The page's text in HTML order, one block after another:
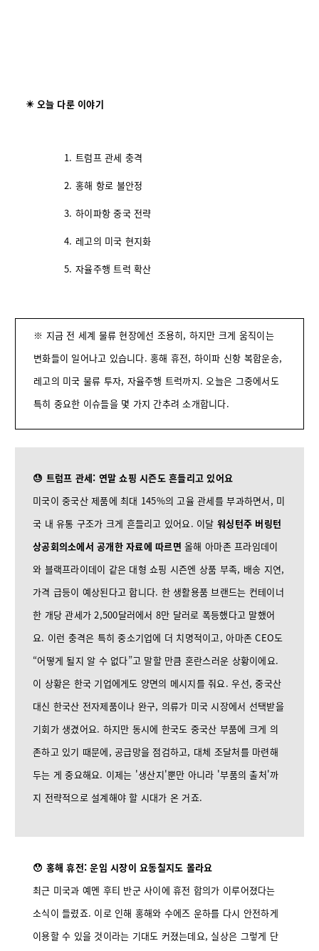
✴️ 오늘 다룬 이야기
트럼프 관세 충격
홍해 항로 불안정
하이파항 중국 전략
레고의 미국 현지화
자율주행 트럭 확산
※ 지금 전 세계 물류 현장에선 조용히, 하지만 크게 움직이는
변화들이 일어나고 있습니다. 홍해 휴전, 하이파 신항 복합운송,
레고의 미국 물류 투자, 자율주행 트럭까지. 오늘은 그중에서도
특히 중요한 이슈들을 몇 가지 간추려 소개합니다.
😓 트럼프 관세: 연말 쇼핑 시즌도 흔들리고 있어요
미국이 중국산 제품에 최대 145%의 고율 관세를 부과하면서, 미
국 내 유통 구조가 크게 흔들리고 있어요. 이달워싱턴주 버링턴
상공회의소에서 공개한 자료에 따르면 올해 아마존 프라임데이
와 블랙프라이데이 같은 대형 쇼핑 시즌엔 상품 부족, 배송 지연,
가격 급등이 예상된다고 합니다. 한 생활용품 브랜드는 컨테이너
한 개당 관세가 2,500달러에서 8만 달러로 폭등했다고 말했어
요. 이런 충격은 특히 중소기업에 더 치명적이고, 아마존 CEO도
“어떻게 될지 알 수 없다”고 말할 만큼 혼란스러운 상황이에요.
이 상황은 한국 기업에게도 양면의 메시지를 줘요. 우선, 중국산
대신 한국산 전자제품이나 완구, 의류가 미국 시장에서 선택받을
기회가 생겼어요. 하지만 동시에 한국도 중국산 부품에 크게 의
존하고 있기 때문에, 공급망을 점검하고, 대체 조달처를 마련해
두는 게 중요해요. 이제는 '생산지'뿐만 아니라 '부품의 출처'까
지 전략적으로 설계해야 할 시대가 온 거죠.
😯 홍해 휴전: 운임 시장이 요동칠지도 몰라요
최근 미국과 예멘 후티 반군 사이에 휴전 합의가 이루어졌다는
소식이 들렸죠. 이로 인해 홍해와 수에즈 운하를 다시 안전하게
이용할 수 있을 것이라는 기대도 커졌는데요, 실상은 그렇게 단